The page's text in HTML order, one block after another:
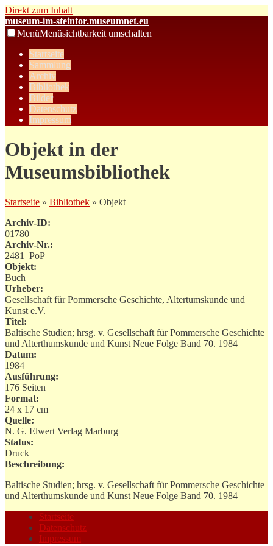
Direkt zum Inhalt
museum-im-steintor.museumnet.eu
MenüMenüsichtbarkeit umschalten
Startseite
Sammlung
Archiv
Bibliothek
Bilder
Datenschutz
Impressum
Objekt in der
Museumsbibliothek
Startseite » Bibliothek » Objekt
Archiv-ID:
01780
Archiv-Nr.:
2481_PoP
Objekt:
Buch
Urheber:
Gesellschaft für Pommersche Geschichte, Altertumskunde und
Kunst e.V.
Titel:
Baltische Studien; hrsg. v. Gesellschaft für Pommersche Geschichte
und Alterthumskunde und Kunst Neue Folge Band 70. 1984
Datum:
1984
Ausführung:
176 Seiten
Format:
24 x 17 cm
Quelle:
N. G. Elwert Verlag Marburg
Status:
Druck
Beschreibung:
Baltische Studien; hrsg. v. Gesellschaft für Pommersche Geschichte
und Alterthumskunde und Kunst Neue Folge Band 70. 1984
Startseite
Datenschutz
Impressum